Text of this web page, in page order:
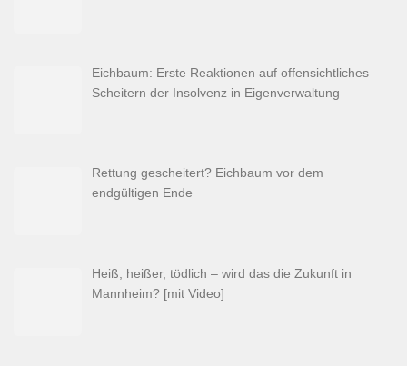
Eichbaum: Erste Reaktionen auf offensichtliches
Scheitern der Insolvenz in Eigenverwaltung
Rettung gescheitert? Eichbaum vor dem
endgültigen Ende
Heiß, heißer, tödlich – wird das die Zukunft in
Mannheim? [mit Video]